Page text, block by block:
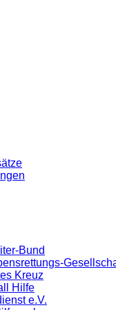
Bund
Kreuz
Hilfe
e.V.